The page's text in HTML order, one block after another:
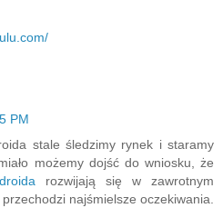
PM
stale śledzimy rynek i staramy
możemy dojść do wniosku, że
rozwijają się w zawrotnym
najśmielsze oczekiwania.